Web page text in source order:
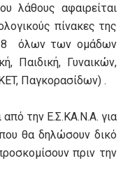
λάθους αφαιρείται
πίνακες της
όλων των ομάδων
Παιδική, Γυναικών,
Παγκορασίδων) .
την Ε.Σ.ΚΑ.Ν.Α. για
θα δηλώσουν δικό
πριν την